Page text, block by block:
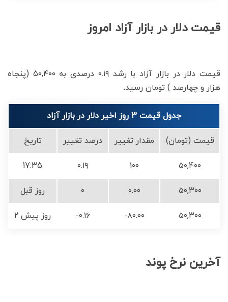
قیمت دلار در بازار آزاد امروز
قیمت دلار در بازار آزاد با رشد ۰.۱۹ درصدی به ۵۰,۴۰۰ (پنجاه
هزار و چهارصد ) تومان رسید.
جدول قیمت 3 روز اخیر دلار در بازار آزاد
قیمت (تومان) مقدار تغییر درصد تغییر تاریخ
۵۰,۴۰۰ ۱۰۰ ۰.۱۹ 17:35
۵۰,۳۰۰ ۰.۰۰ ۰ روز قبل
۵۰,۳۰۰ -۸۰.۰۰ -۰.۱۶ ۲ روز پیش
آخرین نرخ پوند